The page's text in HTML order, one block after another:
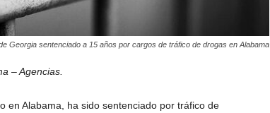
Georgia sentenciado a 15 años por cargos de tráfico de drogas en Alabama
– Agencias.
en Alabama, ha sido sentenciado por tráfico de